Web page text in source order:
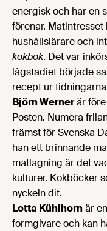
energisk och har en
förenar. Matintresset
hushållslärare och
kokbok. Det var
lågstadiet började
recept ur
Björn Wernerär före
Posten. Numera
främst för Svenska
han ett brinnande
matlagning är det
kulturer. Kokböcker
nyckeln dit.
Lotta Kühlhornär
formgivare och kan